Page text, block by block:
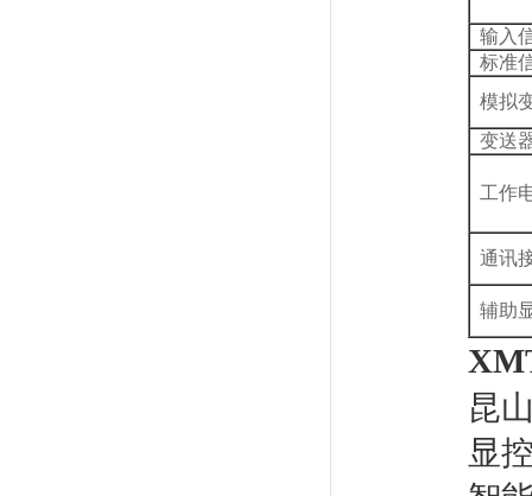
输入
标准
模拟
变送
工作
通讯
辅助
昆
显